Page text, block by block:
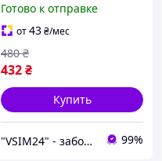
Готово к отправке
от43₴/мес
432₴
480 ₴
Купить
"VSIM24" - забота о близких в каждом доме! 99%